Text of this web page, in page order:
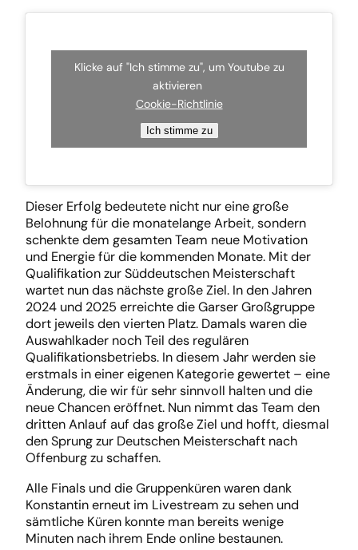
Klicke auf "Ich stimme zu", um Youtube zu
aktivieren
Cookie-Richtlinie
Ich stimme zu
Dieser Erfolg bedeutete nicht nur eine große
Belohnung für die monatelange Arbeit, sondern
schenkte dem gesamten Team neue Motivation
und Energie für die kommenden Monate. Mit der
Qualifikation zur Süddeutschen Meisterschaft
wartet nun das nächste große Ziel. In den Jahren
2024 und 2025 erreichte die Garser Großgruppe
dort jeweils den vierten Platz. Damals waren die
Auswahlkader noch Teil des regulären
Qualifikationsbetriebs. In diesem Jahr werden sie
erstmals in einer eigenen Kategorie gewertet – eine
Änderung, die wir für sehr sinnvoll halten und die
neue Chancen eröffnet. Nun nimmt das Team den
dritten Anlauf auf das große Ziel und hofft, diesmal
den Sprung zur Deutschen Meisterschaft nach
Offenburg zu schaffen.
Alle Finals und die Gruppenküren waren dank
Konstantin erneut im Livestream zu sehen und
sämtliche Küren konnte man bereits wenige
Minuten nach ihrem Ende online bestaunen.